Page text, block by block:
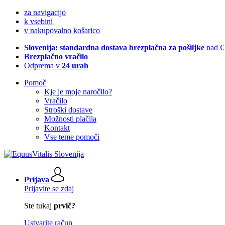
za navigacijo
k vsebini
v nakupovalno košarico
Slovenija: standardna dostava brezplačna za pošiljke nad
Brezplačno vračilo
Odprema v 24 urah
Pomoč
Kje je moje naročilo?
Vračilo
Stroški dostave
Možnosti plačila
Kontakt
Vse teme pomoči
Prijava
Prijavite se zdaj
Ste tukaj prvič?
Ustvarite račun